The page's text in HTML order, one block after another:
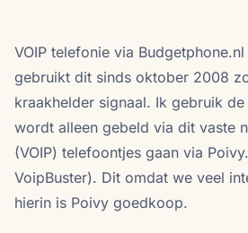
VOIP telefonie via
gebruikt dit sinds oktober 2008
kraakhelder signaal. Ik gebruik
wordt alleen gebeld via dit vaste
(VOIP) telefoontjes gaan via
VoipBuster). Dit omdat we veel
hierin is Poivy goedkoop.